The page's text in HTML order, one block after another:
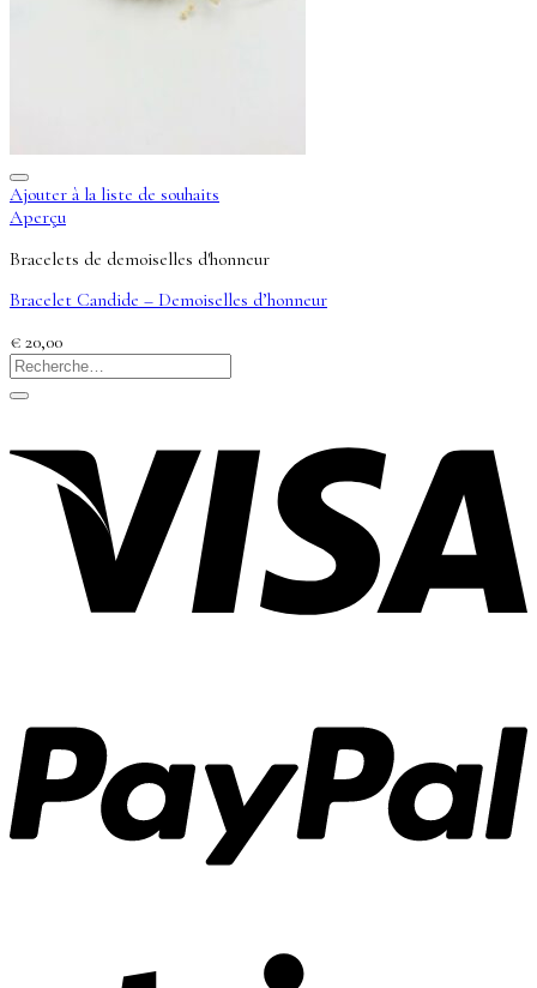
Ajouter à la liste de souhaits
Aperçu
Bracelets de demoiselles d'honneur
Bracelet Candide – Demoiselles d’honneur
€ 20,00